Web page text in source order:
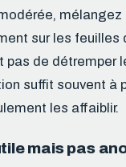
mélangez
sur les
pas de
suffit souvent à
les affaiblir.
mais pas